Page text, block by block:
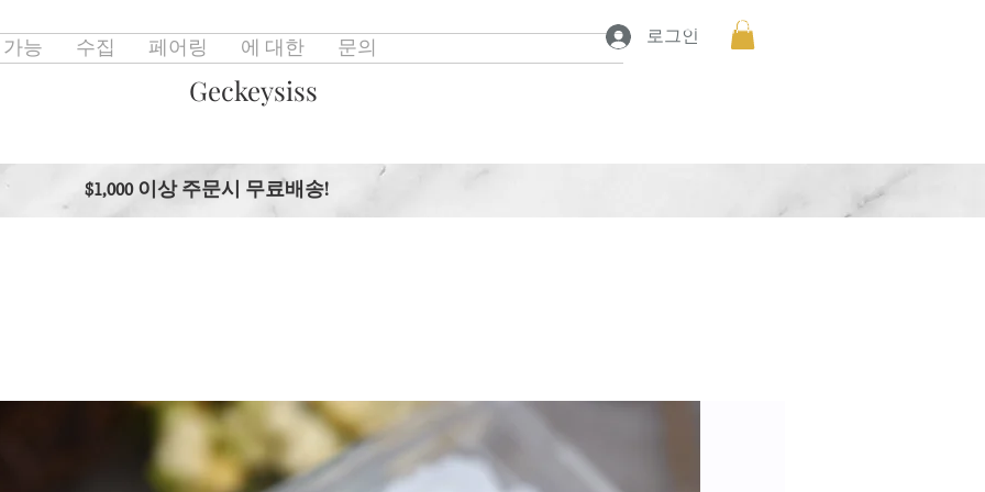
능 수집 페어링 에 대한 문의
로그인
프로젝트 보기
Geckeysiss
$1,000 이상 주문시 무료배송!